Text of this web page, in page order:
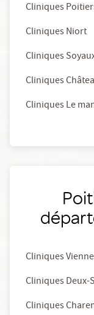
Cliniques
Cliniques Niort
Cliniques
Cliniques
Cliniques Le
Cliniques Vienne
Cliniques Deux-
Cliniques